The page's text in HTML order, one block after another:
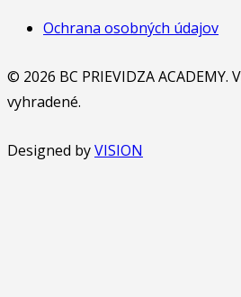
Ochrana osobných údajov
© 2026 BC PRIEVIDZA ACADEMY.
vyhradené.
Designed byVISION